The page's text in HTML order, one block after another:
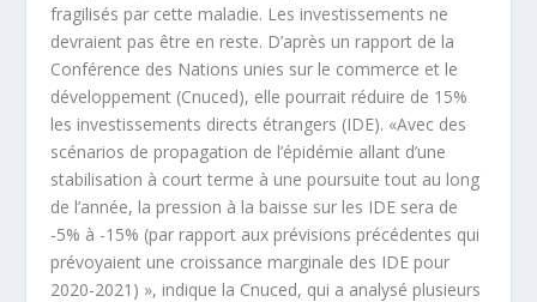
fragilisés par cette maladie. Les investissements ne
devraient pas être en reste. D’après un rapport de la
Conférence des Nations unies sur le commerce et le
développement (Cnuced), elle pourrait réduire de 15%
les investissements directs étrangers (IDE). «Avec des
scénarios de propagation de l’épidémie allant d’une
stabilisation à court terme à une poursuite tout au long
de l’année, la pression à la baisse sur les IDE sera de
-5% à -15% (par rapport aux prévisions précédentes qui
prévoyaient une croissance marginale des IDE pour
2020-2021) », indique la Cnuced, qui a analysé plusieurs